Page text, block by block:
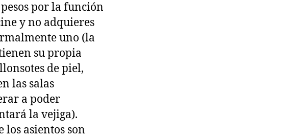
por la función
y no adquieres
uno (la
su propia
de piel,
las salas
a poder
la vejiga).
los asientos son